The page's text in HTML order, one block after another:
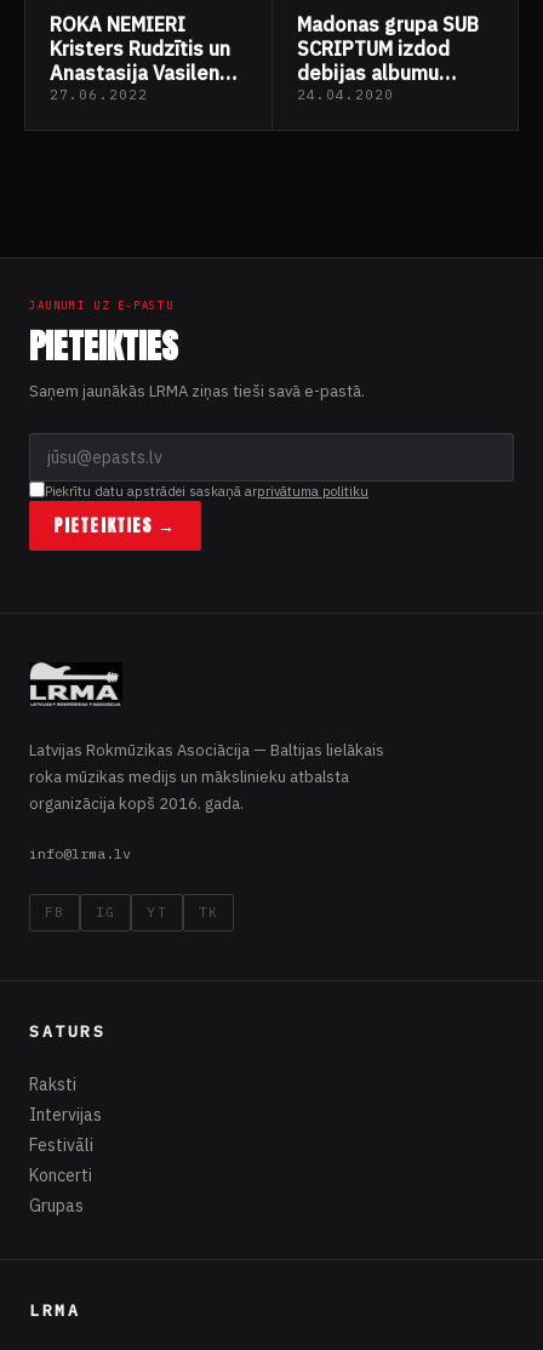
ROKA NEMIERI
Kristers Rudzītis un
Anastasija Vasilenko
22.06.2022
27.06.2022
Madonas grupa SUB
SCRIPTUM izdod
debijas albumu
“21.gs. mode” un
24.04.2020
lappusēm
JAUNUMI UZ E-PASTU
PIETEIKTIES
Saņem jaunākās LRMA ziņas tieši savā e-pastā.
Piekrītu datu apstrādei saskaņā arprivātuma politiku
PIETEIKTIES →
Latvijas Rokmūzikas Asociācija — Baltijas lielākais
roka mūzikas medijs un mākslinieku atbalsta
organizācija kopš 2016. gada.
info@lrma.lv
FB IG YT TK
SATURS
Raksti
Intervijas
Festivāli
Koncerti
Grupas
LRMA